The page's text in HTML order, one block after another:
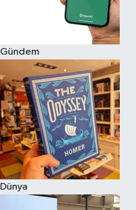
Gündem
Dünya